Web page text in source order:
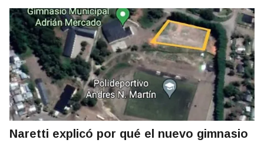
Naretti explicó por qué el nuevo gimnasio